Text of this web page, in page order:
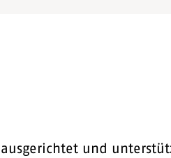
und